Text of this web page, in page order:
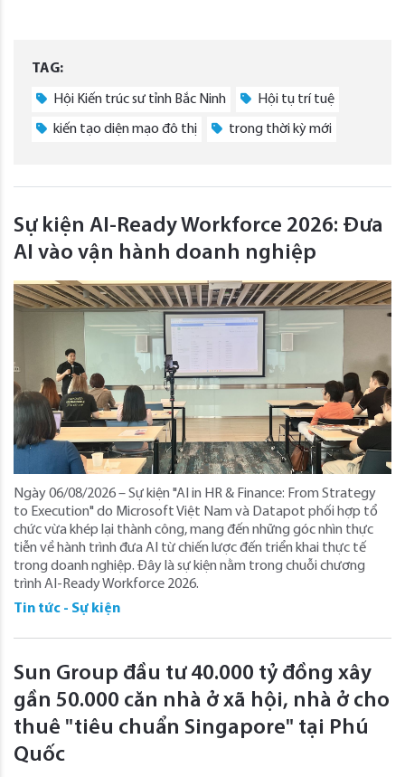
TAG:
Hội Kiến trúc sư tỉnh Bắc Ninh Hội tụ trí tuệ
kiến tạo diện mạo đô thị trong thời kỳ mới
Sự kiện AI-Ready Workforce 2026: Đưa
AI vào vận hành doanh nghiệp
Ngày 06/08/2026 – Sự kiện "AI in HR & Finance: From Strategy
to Execution" do Microsoft Việt Nam và Datapot phối hợp tổ
chức vừa khép lại thành công, mang đến những góc nhìn thực
tiễn về hành trình đưa AI từ chiến lược đến triển khai thực tế
trong doanh nghiệp. Đây là sự kiện nằm trong chuỗi chương
trình AI-Ready Workforce 2026.
Tin tức - Sự kiện
Sun Group đầu tư 40.000 tỷ đồng xây
gần 50.000 căn nhà ở xã hội, nhà ở cho
thuê "tiêu chuẩn Singapore" tại Phú
Quốc